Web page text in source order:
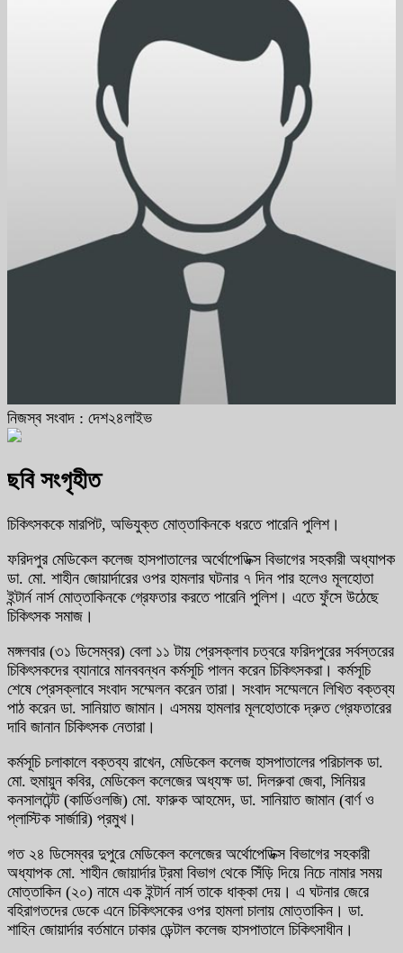
নিজস্ব সংবাদ : দেশ২৪লাইভ
ছবি সংগৃহীত
চিকিৎসককে মারপিট, অভিযুক্ত মোত্তাকিনকে ধরতে পারেনি পুলিশ।
ফরিদপুর মেডিকেল কলেজ হাসপাতালের অর্থোপেডিক্স বিভাগের সহকারী অধ্যাপক
ডা. মো. শাহীন জোয়ার্দারের ওপর হামলার ঘটনার ৭ দিন পার হলেও মূলহোতা
ইন্টার্ন নার্স মোত্তাকিনকে গ্রেফতার করতে পারেনি পুলিশ। এতে ফুঁসে উঠেছে
চিকিৎসক সমাজ।
মঙ্গলবার (৩১ ডিসেম্বর) বেলা ১১ টায় প্রেসক্লাব চত্বরে ফরিদপুরের সর্বস্তরের
চিকিৎসকদের ব্যানারে মানববন্ধন কর্মসূচি পালন করেন চিকিৎসকরা। কর্মসূচি
শেষে প্রেসক্লাবে সংবাদ সম্মেলন করেন তারা। সংবাদ সম্মেলনে লিখিত বক্তব্য
পাঠ করেন ডা. সানিয়াত জামান। এসময় হামলার মূলহোতাকে দ্রুত গ্রেফতারের
দাবি জানান চিকিৎসক নেতারা।
কর্মসূচি চলাকালে বক্তব্য রাখেন, মেডিকেল কলেজ হাসপাতালের পরিচালক ডা.
মো. হুমায়ুন কবির, মেডিকেল কলেজের অধ্যক্ষ ডা. দিলরুবা জেবা, সিনিয়র
কনসালটেন্ট (কার্ডিওলজি) মো. ফারুক আহমেদ, ডা. সানিয়াত জামান (বার্ণ ও
প্লাস্টিক সার্জারি) প্রমুখ।
গত ২৪ ডিসেম্বর দুপুরে মেডিকেল কলেজের অর্থোপেডিক্স বিভাগের সহকারী
অধ্যাপক মো. শাহীন জোয়ার্দার ট্রমা বিভাগ থেকে সিঁড়ি দিয়ে নিচে নামার সময়
মোত্তাকিন (২০) নামে এক ইন্টার্ন নার্স তাকে ধাক্কা দেয়। এ ঘটনার জেরে
বহিরাগতদের ডেকে এনে চিকিৎসকের ওপর হামলা চালায় মোত্তাকিন। ডা.
শাহিন জোয়ার্দার বর্তমানে ঢাকার ডেন্টাল কলেজ হাসপাতালে চিকিৎসাধীন।